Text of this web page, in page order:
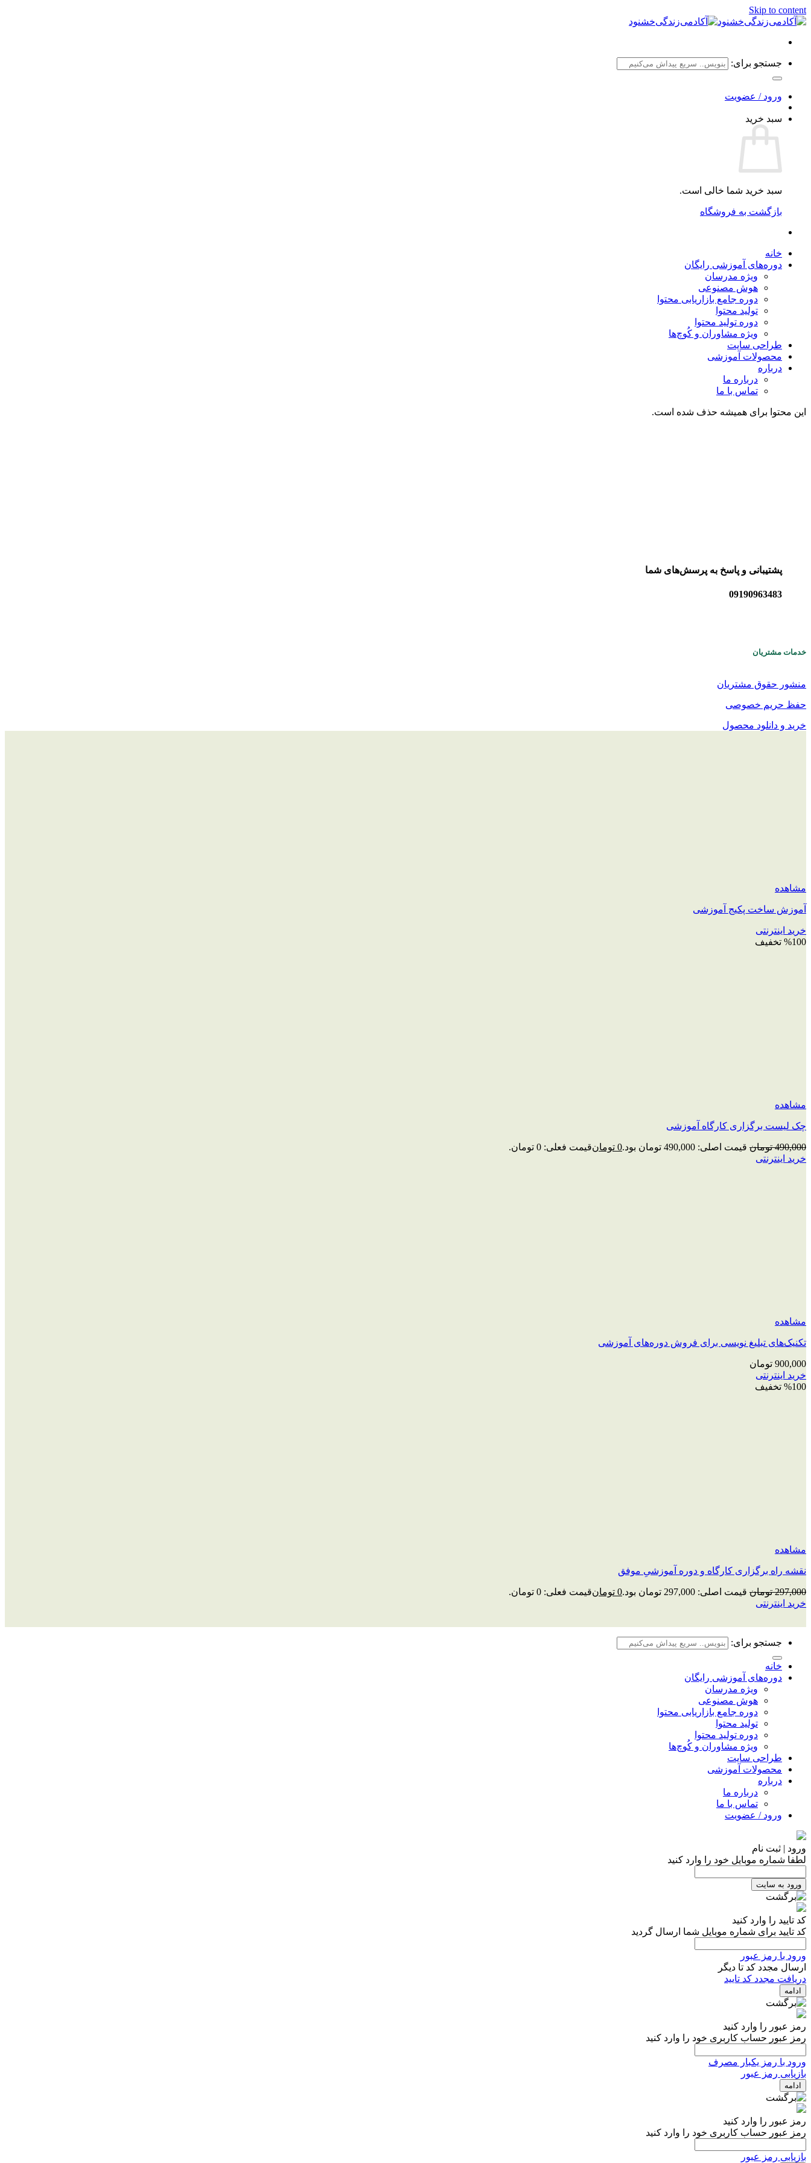
Skip to content
جستجو برای:
ورود / عضویت
سبد خرید
سبد خرید شما خالی است.
بازگشت به فروشگاه
خانه
دوره‌های آموزشی رایگان
ویژه مدرسان
هوش مصنوعی
دوره جامع بازاریابی محتوا
تولید محتوا
دوره تولید محتوا
ویژه مشاوران و کُوچ‌ها
طراحی سایت
محصولات آموزشی
درباره
درباره ما
تماس با ما
این محتوا برای همیشه حذف شده است.
پشتیبانی و پاسخ به پرسش‌های شما
09190963483
خدمات مشتریان
منشور حقوق مشتریان
حفظ حریم خصوصی
خرید و دانلود محصول
مشاهده
آموزش ساخت پکیج آموزشی
خرید اینترنتی
%100 تخفیف
مشاهده
چک‌ لیست برگزاری کارگاه آموزشی
490,000 تومان قیمت اصلی: 490,000 تومان بود. 0 تومانقیمت فعلی: 0 تومان.
خرید اینترنتی
مشاهده
تکنیک‌های تبلیغ نویسی برای فروش دوره‌های آموزشی
900,000 تومان
خرید اینترنتی
%100 تخفیف
مشاهده
نقشه راه برگزاری کارگاه و دوره آموزشیِ موفق
297,000 تومان قیمت اصلی: 297,000 تومان بود. 0 تومانقیمت فعلی: 0 تومان.
خرید اینترنتی
جستجو برای:
خانه
دوره‌های آموزشی رایگان
ویژه مدرسان
هوش مصنوعی
دوره جامع بازاریابی محتوا
تولید محتوا
دوره تولید محتوا
ویژه مشاوران و کُوچ‌ها
طراحی سایت
محصولات آموزشی
درباره
درباره ما
تماس با ما
ورود / عضویت
ورود | ثبت نام
لطفا شماره موبایل خود را وارد کنید
ورود به سایت
کد تایید را وارد کنید
کد تایید برای شماره موبایل شما ارسال گردید
ورود با رمز عبور
ارسال مجدد کد تا دیگر
دریافت مجدد کد تایید
ادامه
رمز عبور را وارد کنید
رمز عبور حساب کاربری خود را وارد کنید
ورود با رمز یکبار مصرف
بازیابی رمز عبور
ادامه
رمز عبور را وارد کنید
رمز عبور حساب کاربری خود را وارد کنید
بازیابی رمز عبور